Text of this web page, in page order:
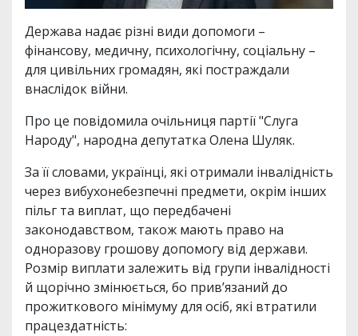
Держава надає різні види допомоги –
фінансову, медичну, психологічну, соціальну –
для цивільних громадян, які постраждали
внаслідок війни.
Про це повідомила очільниця партії "Слуга
Народу", народна депутатка Олена Шуляк.
За її словами, українці, які отримали інвалідність
через вибухонебезпечні предмети, окрім інших
пільг та виплат, що передбачені
законодавством, також мають право на
одноразову грошову допомогу від держави.
Розмір виплати залежить від групи інвалідності
й щорічно змінюється, бо прив’язаний до
прожиткового мінімуму для осіб, які втратили
працездатність: